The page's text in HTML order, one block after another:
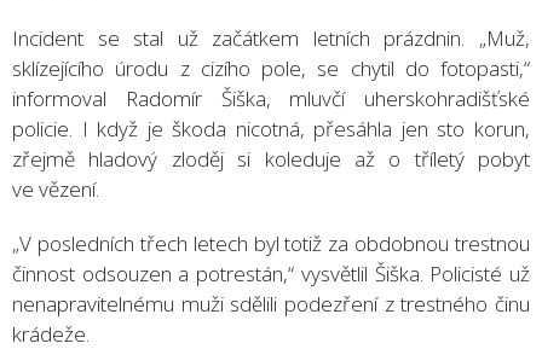
Incident se stal už začátkem letních prázdnin. „Muž,
sklízejícího úrodu z cizího pole, se chytil do fotopasti,“
informoval Radomír Šiška, mluvčí uherskohradišťské
policie. I když je škoda nicotná, přesáhla jen sto korun,
zřejmě hladový zloděj si koleduje až o tříletý pobyt
ve vězení.
„V posledních třech letech byl totiž za obdobnou trestnou
činnost odsouzen a potrestán,“ vysvětlil Šiška. Policisté už
nenapravitelnému muži sdělili podezření z trestného činu
krádeže.